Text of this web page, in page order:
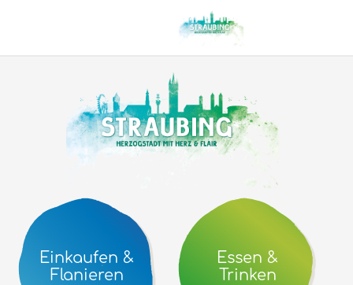
Einkaufen
in
Straubing
Einkaufen &
Flanieren
Essen &
Trinken